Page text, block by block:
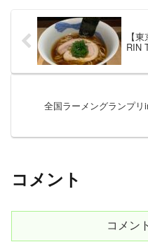
【
RIN
全国ラーメングランプリ
コメント
コメン